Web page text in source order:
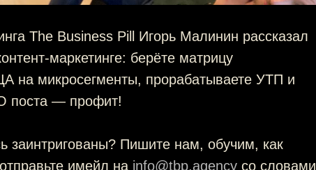
The Business Pill Игорь Малинин рассказал
маркетинге: берёте матрицу
на микросегменты, прорабатываете УТП и
поста — профит!
заинтригованы? Пишите нам, обучим, как
имейл на info@tbp.agency со словами